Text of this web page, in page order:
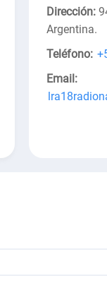
Dirección:
Argentina.
Teléfono:
Email: